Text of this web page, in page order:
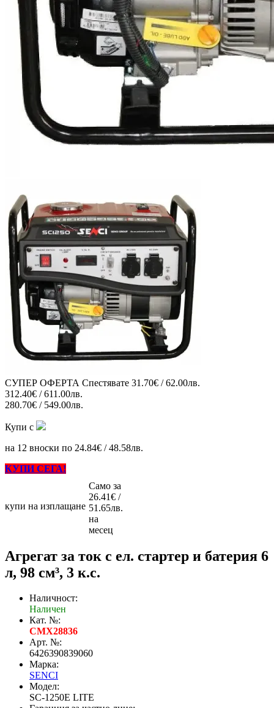
СУПЕР ОФЕРТА Спестявате 31.70€ / 62.00лв.
312.40€ / 611.00лв.
280.70€ / 549.00лв.
Купи с
на 12 вноски по 24.84€ / 48.58лв.
КУПИ СЕГА!
купи на изплащане
Само за
26.41€ /
51.65лв.
на
месец
Агрегат за ток с ел. стартер и батерия 6
л, 98 см³, 3 к.с.
Наличност:
Наличен
Кат. №:
CMX28836
Арт. №:
6426390839060
Марка:
SENCI
Модел:
SC-1250E LITE